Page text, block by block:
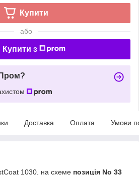
Купити
або
Купити з
Доставка Оплата Умови
1030, на схеме позиція No 33